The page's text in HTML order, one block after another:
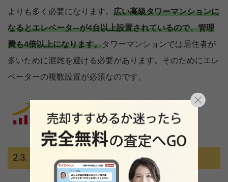
よりも多く必要になります。 広い高級タワーマンションに
なるとエレベータ―が4台以上設置されているので、管理
費も4倍以上になります。タワーマンションでは居住者が
多いために混雑を避ける必要があります。そのためにエレ
ベーターの複数設置が必須なのです。
人件費も倍以上